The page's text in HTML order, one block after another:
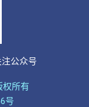
公众号
权所有
号